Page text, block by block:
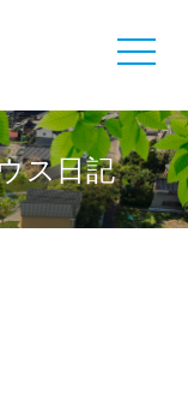
toggle
ス日記